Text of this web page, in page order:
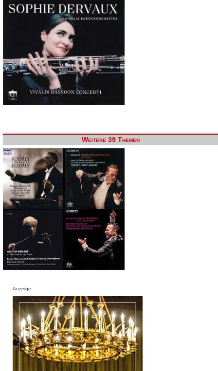
Weitere 39 Themen
Anzeige